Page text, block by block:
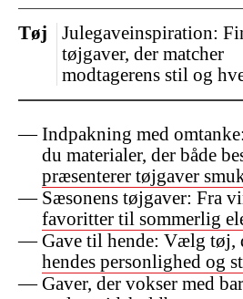
Indpakning med
du materialer, der både
præsenterer tøjgaver
Sæsonens tøjgaver: Fra
favoritter til sommerlig
Gave til hende: Vælg tøj,
hendes personlighed og
Gaver, der vokser med
Julegaveinspiration:
tøjgaver, der matcher
modtagerens stil og
Tøj